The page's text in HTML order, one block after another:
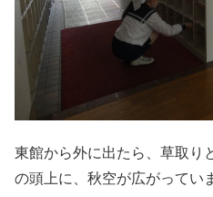
東館から外に出たら、草取り
の頭上に、秋空が広がってい